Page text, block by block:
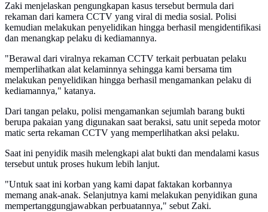
Zaki menjelaskan pengungkapan kasus tersebut bermula dari
rekaman dari kamera CCTV yang viral di media sosial. Polisi
kemudian melakukan penyelidikan hingga berhasil mengidentifikasi
dan menangkap pelaku di kediamannya.
"Berawal dari viralnya rekaman CCTV terkait perbuatan pelaku
memperlihatkan alat kelaminnya sehingga kami bersama tim
melakukan penyelidikan hingga berhasil mengamankan pelaku di
kediamannya," katanya.
Dari tangan pelaku, polisi mengamankan sejumlah barang bukti
berupa pakaian yang digunakan saat beraksi, satu unit sepeda motor
matic serta rekaman CCTV yang memperlihatkan aksi pelaku.
Saat ini penyidik masih melengkapi alat bukti dan mendalami kasus
tersebut untuk proses hukum lebih lanjut.
"Untuk saat ini korban yang kami dapat faktakan korbannya
memang anak-anak. Selanjutnya kami melakukan penyidikan guna
mempertanggungjawabkan perbuatannya," sebut Zaki.